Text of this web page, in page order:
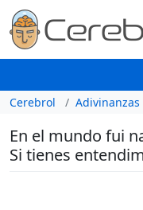
Cerebrol Adivinanzas
En el mundo fui
Si tienes